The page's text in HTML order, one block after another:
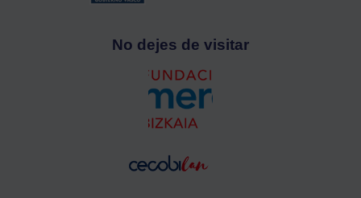
No dejes de visitar